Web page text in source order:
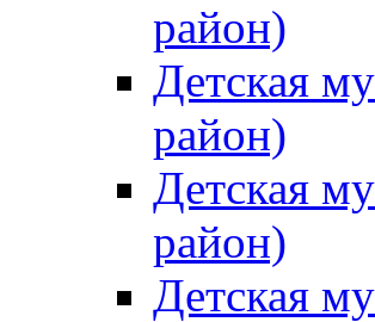
район)
Детская
район)
Детская
район)
Детская